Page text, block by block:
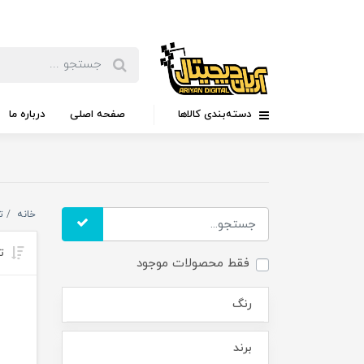
دسته‌بندی کالاها صفحه اصلی درباره ما
فقط محصولات موجود
رنگ
برند
خانه